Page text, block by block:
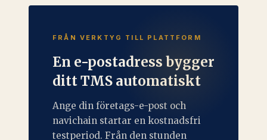
FRÅN VERKTYG TILL PLATTFORM
En e-postadress bygger
ditt TMS automatiskt
Ange din företags-e-post och
navichain startar en kostnadsfri
testperiod. Från den stunden